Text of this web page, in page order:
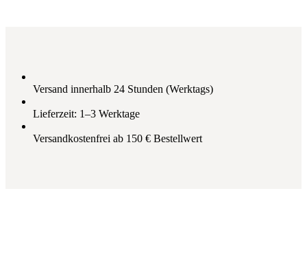
Versand innerhalb 24 Stunden (Werktags)
Lieferzeit: 1–3 Werktage
Versandkostenfrei ab 150 € Bestellwert